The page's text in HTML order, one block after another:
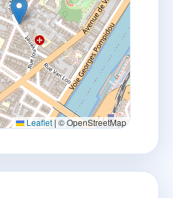
Leaflet|© OpenStreetMap